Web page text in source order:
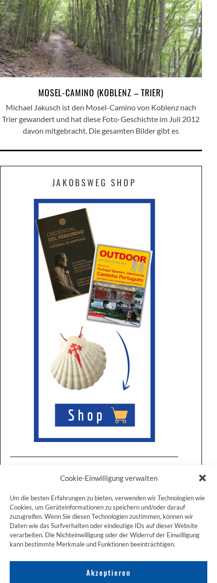
Cookie-Einwilligung verwalten
Um die besten Erfahrungen zu bieten, verwenden wir Technologien wie
Cookies, um Geräteinformationen zu speichern und/oder darauf
zuzugreifen. Wenn Sie diesen Technologien zustimmen, können wir
Daten wie das Surfverhalten oder eindeutige IDs auf dieser Website
verarbeiten. Die Nichteinwilligung oder der Widerruf der Einwilligung
kann bestimmte Merkmale und Funktionen beeinträchtigen.
Akzeptieren
MOSEL-CAMINO (KOBLENZ – TRIER)
Michael Jakusch ist den Mosel-Camino von Koblenz nach
Trier gewandert und hat diese Foto-Geschichte im Juli 2012
davon mitgebracht. Die gesamten Bilder gibt es
JAKOBSWEG SHOP
ZUM JAKOBSWEG SHOP